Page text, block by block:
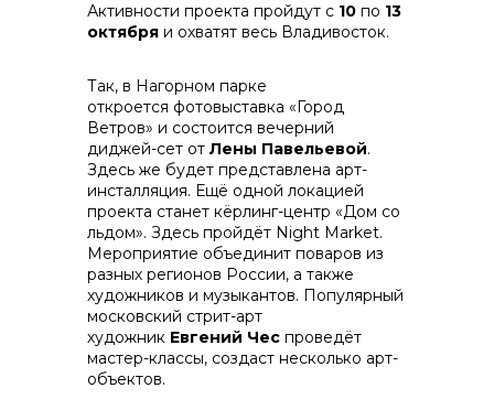
Активности проекта пройдут с 10 по 13
октября и охватят весь Владивосток.
Так, в Нагорном парке
откроется фотовыставка «Город
Ветров» и состоится вечерний
диджей-сет от Лены Павельевой.
Здесь же будет представлена арт-
инсталляция. Ещё одной локацией
проекта станет кёрлинг-центр «Дом со
льдом». Здесь пройдёт Night Market.
Мероприятие объединит поваров из
разных регионов России, а также
художников и музыкантов. Популярный
московский стрит-арт
художник Евгений Чес проведёт
мастер-классы, создаст несколько арт-
объектов.